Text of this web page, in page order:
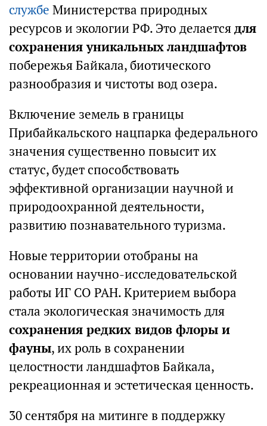
службе Министерства природных
ресурсов и экологии РФ. Это делаетсядля
сохранения уникальных ландшафтов
побережья Байкала, биотического
разнообразия и чистоты вод озера.
Включение земель в границы
Прибайкальского нацпарка федерального
значения существенно повысит их
статус, будет способствовать
эффективной организации научной и
природоохранной деятельности,
развитию познавательного туризма.
Новые территории отобраны на
основании научно-исследовательской
работы ИГ СО РАН. Критерием выбора
стала экологическая значимость для
сохранения редких видов флоры и
фауны, их роль в сохранении
целостности ландшафтов Байкала,
рекреационная и эстетическая ценность.
30 сентября на митинге в поддержку